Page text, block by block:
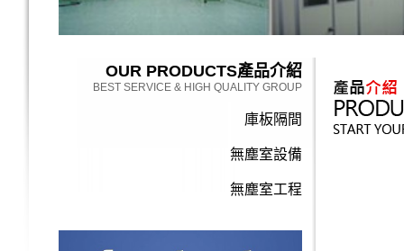
OUR PRODUCTS產品介紹
BEST SERVICE & HIGH QUALITY GROUP
庫板隔間
無塵室設備
無塵室工程